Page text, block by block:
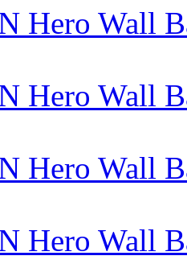
Hero Wall
Hero Wall
Hero Wall
Hero Wall